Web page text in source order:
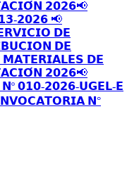
𝟮𝟬𝟮𝟲📢
𝟮𝟬𝟮𝟲 📢
𝗗𝗘
𝗗𝗘
𝗠𝗔𝗧𝗘𝗥𝗜𝗔𝗟𝗘𝗦 𝗗𝗘
𝟮𝟬𝟮𝟲📢
𝟬𝟭𝟬-𝟮𝟬𝟮𝟲-𝗨𝗚𝗘𝗟-𝗘
𝗡°